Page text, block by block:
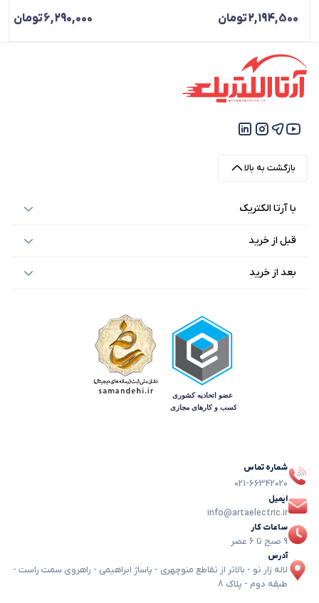
2,194,500تومان 6,290,000تومان
بازگشت به بالا
با آرتا الکتریک
قبل از خرید
بعد از خرید
شماره تماس
021-66342020
ایمیل
info@artaelectric.ir
ساعات کار
9 صبح تا 6 عصر
آدرس
لاله زار نو - بالاتر از تقاطع منوچهری - پاساژ ابراهیمی - راهروی سمت راست -
طبقه دوم - پلاک 8